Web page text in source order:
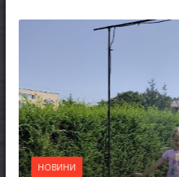
НОВИНИ